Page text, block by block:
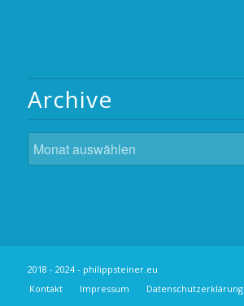
Archive
2018 - 2024 - philippsteiner.eu
Kontakt
Impressum Datenschutzerklärung